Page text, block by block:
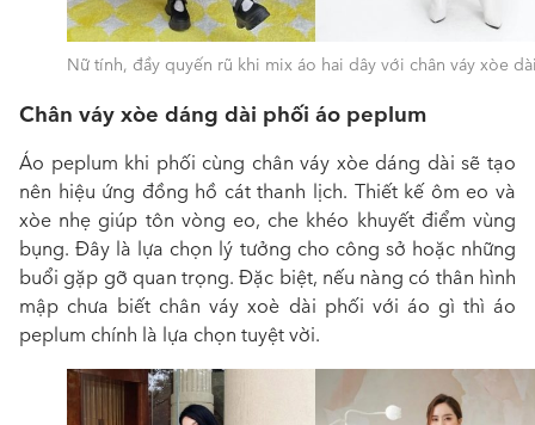
Nữ tính, đầy quyến rũ khi mix áo hai dây với chân váy xòe
Chân váy xòe dáng dài phối áo peplum
Áo peplum khi phối cùng chân váy xòe dáng dài sẽ tạo
nên hiệu ứng đồng hồ cát thanh lịch. Thiết kế ôm eo và
xòe nhẹ giúp tôn vòng eo, che khéo khuyết điểm vùng
bụng. Đây là lựa chọn lý tưởng cho công sở hoặc những
buổi gặp gỡ quan trọng. Đặc biệt, nếu nàng có thân hình
mập chưa biết chân váy xoè dài phối với áo gì thì áo
peplum chính là lựa chọn tuyệt vời.